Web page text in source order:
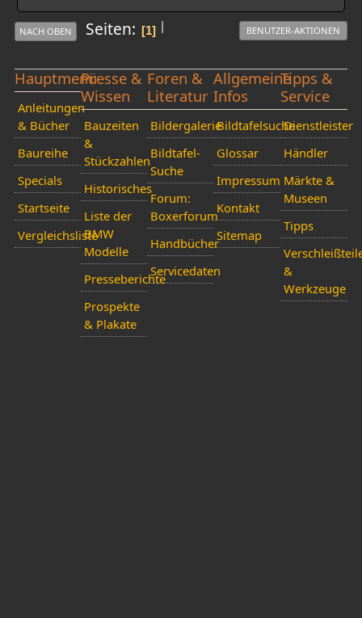
|
NACH OBEN Seiten 1 BENUTZER-AKTIONEN
Hauptmenü
Anleitungen
& Bücher
Baureihe
Specials
Startseite
Vergleichsliste
Presse &
Wissen
Bauzeiten
&
Stückzahlen
Historisches
Liste der
BMW
Modelle
Presseberichte
Prospekte
& Plakate
Foren &
Literatur
Bildergalerie
Bildtafel-
Suche
Forum:
Boxerforum
Handbücher
Servicedaten
Allgemeine
Infos
Bildtafelsuche
Glossar
Impressum
Kontakt
Sitemap
Tipps &
Service
Dienstleister
Händler
Märkte &
Museen
Tipps
&
Werkzeuge